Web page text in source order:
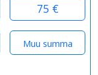
75 €